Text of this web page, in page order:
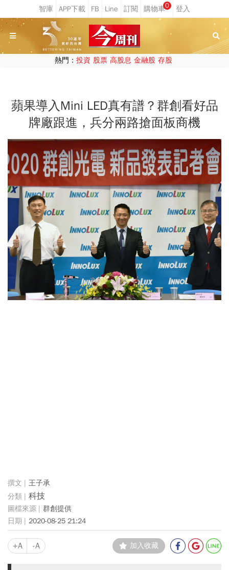
0
熱門： 投資 股票 高股息 金融股 存股
蘋果導入Mini LED真有譜？群創看好品
牌廠跟進，兵分兩路搶面板商機
王子承
科技
群創提供
2020-08-25 21:24
+A -A 加入收藏